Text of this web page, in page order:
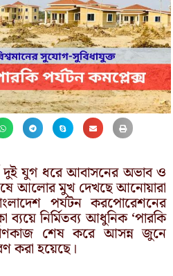
দুই যুগ ধরে আবাসনের অভাব ও
আলোর মুখ দেখছে আনোয়ারা
পর্যটন করপোরেশনের
ব্যয়ে নির্মিতব্য আধুনিক ‘পারকি
শেষ করে আসন্ন জুনে
করা হয়েছে।